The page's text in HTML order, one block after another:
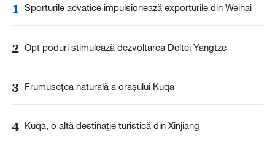
1 Sporturile acvatice impulsionează exporturile din Weihai
2 Opt poduri stimulează dezvoltarea Deltei Yangtze
3 Frumusețea naturală a orașului Kuqa
4 Kuqa, o altă destinație turistică din Xinjiang